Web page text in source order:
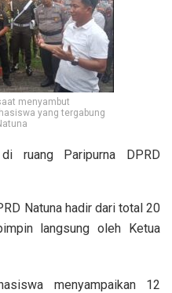
menyambut
yang tergabung
ruang Paripurna DPRD
Natuna hadir dari total 20
langsung oleh Ketua
menyampaikan 12